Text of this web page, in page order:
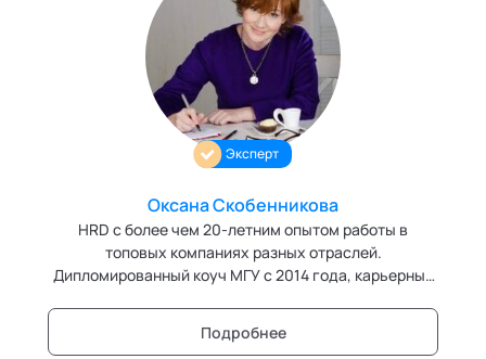
Эксперт
Оксана Скобенникова
HRD с более чем 20-летним опытом работы в
топовых компаниях разных отраслей.
Дипломированный коуч МГУ с 2014 года, карьерный
внедрение новейших технологий в управление. В
Подробнее